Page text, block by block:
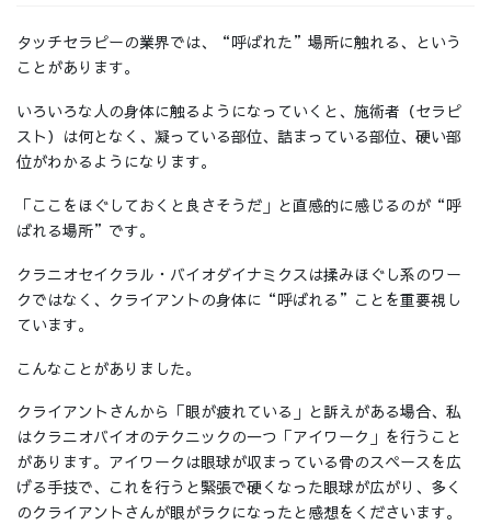
タッチセラピーの業界では、“呼ばれた”場所に触れる、という
ことがあります。
いろいろな人の身体に触るようになっていくと、施術者（セラピ
スト）は何となく、凝っている部位、詰まっている部位、硬い部
位がわかるようになります。
「ここをほぐしておくと良さそうだ」と直感的に感じるのが“呼
ばれる場所”です。
クラニオセイクラル・バイオダイナミクスは揉みほぐし系のワー
クではなく、クライアントの身体に“呼ばれる”ことを重要視し
ています。
こんなことがありました。
クライアントさんから「眼が疲れている」と訴えがある場合、私
はクラニオバイオのテクニックの一つ「アイワーク」を行うこと
があります。アイワークは眼球が収まっている骨のスペースを広
げる手技で、これを行うと緊張で硬くなった眼球が広がり、多く
のクライアントさんが眼がラクになったと感想をくださいます。